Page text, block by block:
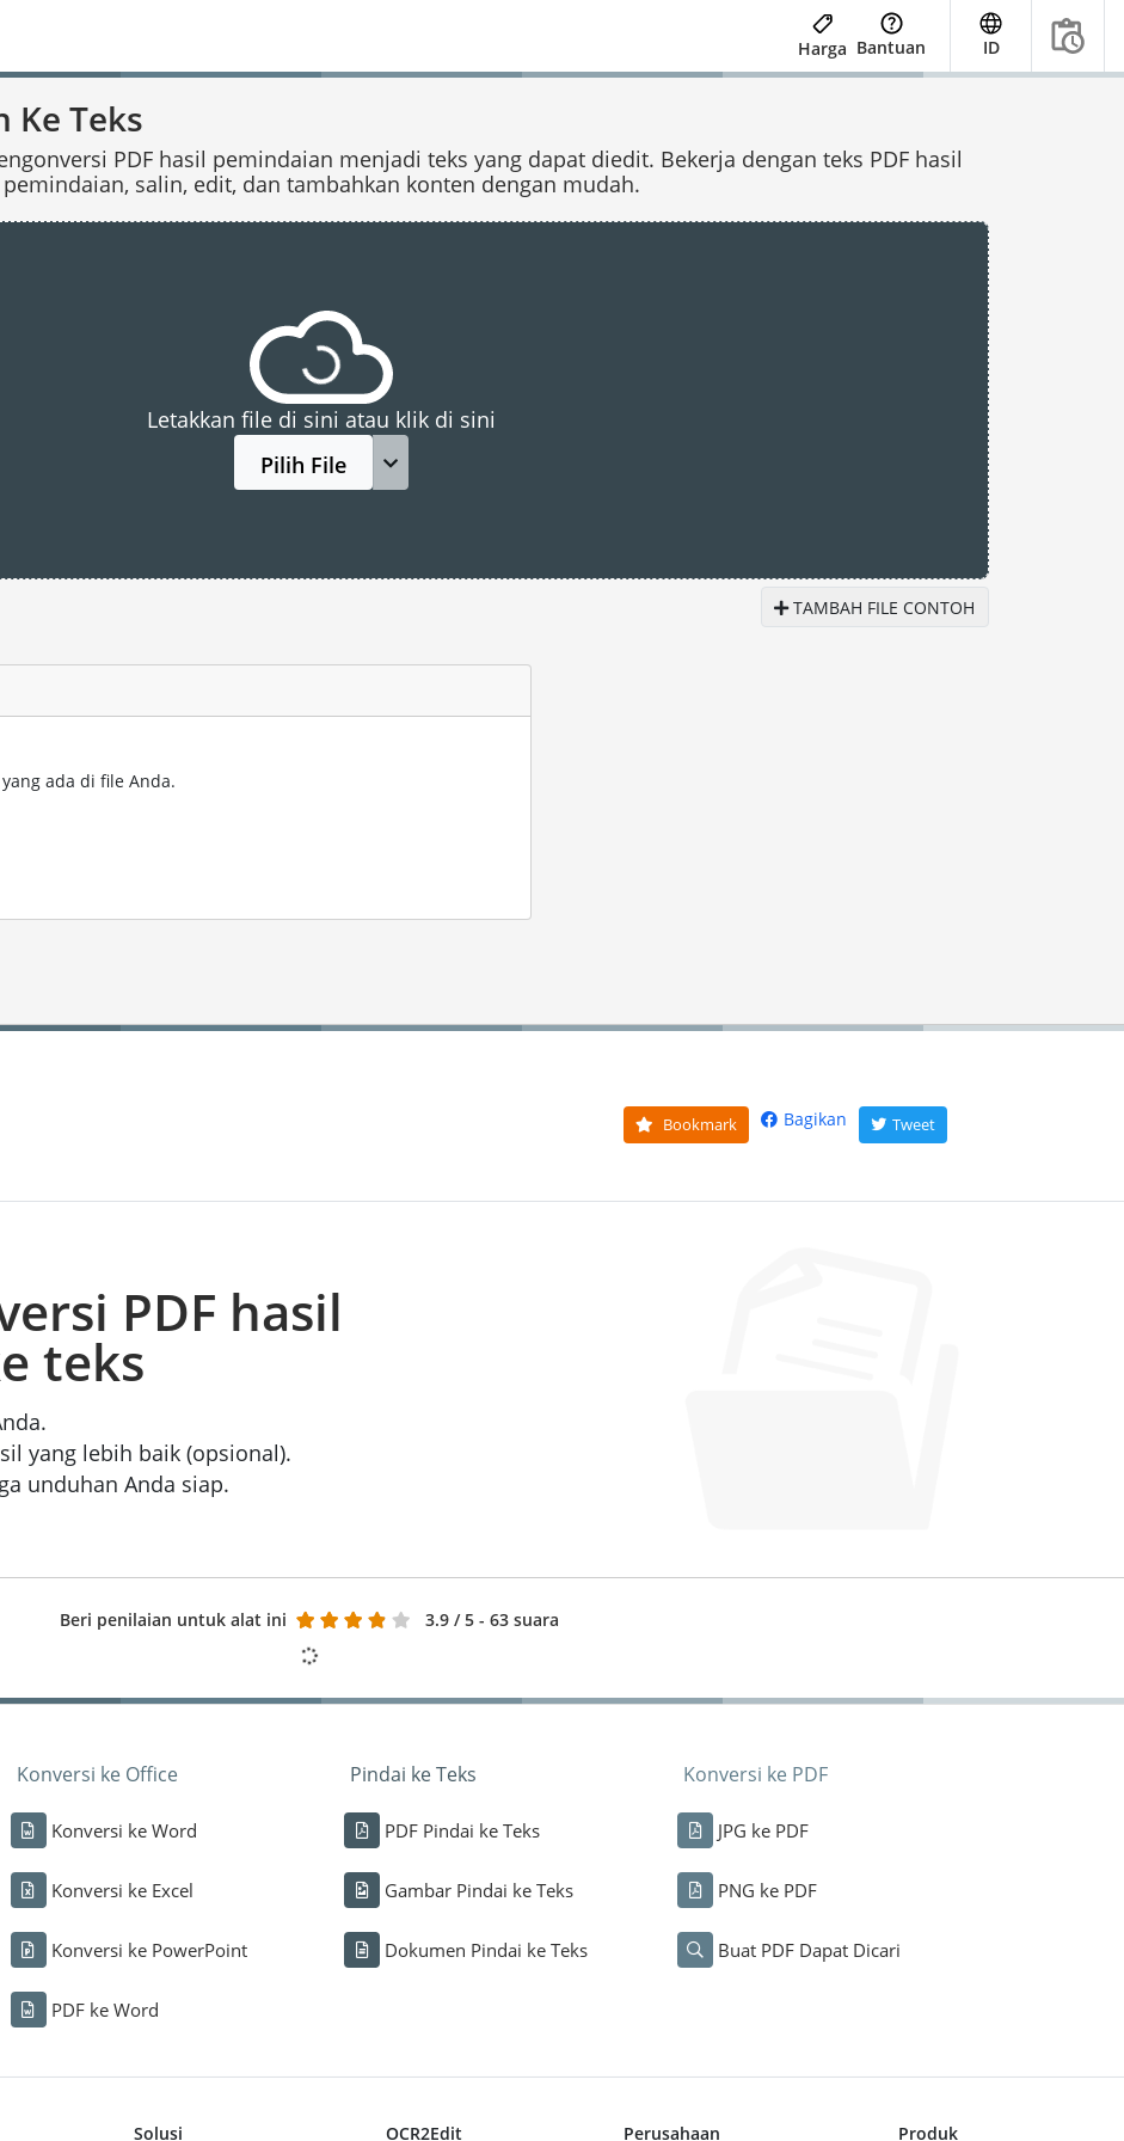
Harga Bantuan ID
Ke Teks
PDF hasil pemindaian menjadi teks yang dapat diedit. Bekerja dengan teks PDF hasil
pemindaian, salin, edit, dan tambahkan konten dengan mudah.
Letakkan file di sini atau klik di sini
Pilih File
TAMBAH FILE CONTOH
ada di file Anda.
Bookmark Bagikan Tweet
PDF hasil
teks
yang lebih baik (opsional).
unduhan Anda siap.
Beri penilaian untuk alat ini 3.9 / 5 - 63 suara
Konversi ke Office
Konversi ke Word
Konversi ke Excel
Konversi ke PowerPoint
PDF ke Word
Pindai ke Teks
PDF Pindai ke Teks
Gambar Pindai ke Teks
Dokumen Pindai ke Teks
Konversi ke PDF
JPG ke PDF
PNG ke PDF
Buat PDF Dapat Dicari
Solusi OCR2Edit Perusahaan Produk